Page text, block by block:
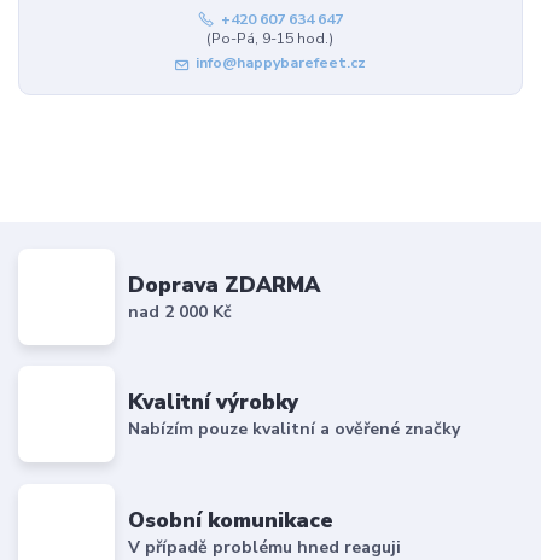
+420 607 634 647
(Po-Pá, 9-15 hod.)
info@happybarefeet.cz
Doprava ZDARMA
nad 2 000 Kč
Kvalitní výrobky
Nabízím pouze kvalitní a ověřené značky
Osobní komunikace
V případě problému hned reaguji